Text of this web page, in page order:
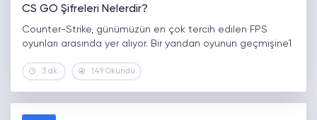
CS GO Şifreleri Nelerdir?
Counter-Strike, günümüzün en çok tercih edilen FPS
oyunları arasında yer alıyor. Bir yandan oyunun geçmişine1
3 dk. 149 Okundu